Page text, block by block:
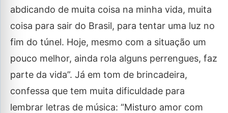
abdicando de muita coisa na minha vida, muita
coisa para sair do Brasil, para tentar uma luz no
fim do túnel. Hoje, mesmo com a situação um
pouco melhor, ainda rola alguns perrengues, faz
parte da vida”. Já em tom de brincadeira,
confessa que tem muita dificuldade para
lembrar letras de música: “Misturo amor com